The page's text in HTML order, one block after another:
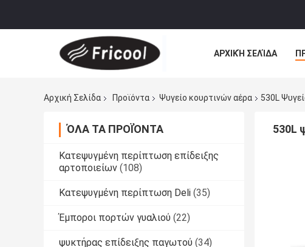
ΑΡΧΙΚΉ ΣΕΛΊΔΑ
Αρχική Σελίδα Προϊόντα Ψυγείο κουρτινών αέρα 530L
ΌΛΑ ΤΑ ΠΡΟΪΌΝΤΑ
Κατεψυγμένη περίπτωση επίδειξης
αρτοποιείων (108)
Κατεψυγμένη περίπτωση Deli (35)
Έμποροι πορτών γυαλιού (22)
ψυκτήρας επίδειξης παγωτού (34)
530L